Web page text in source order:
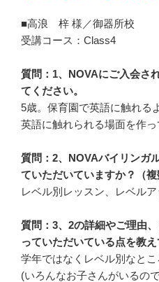
■高浪 梓 様／御器所校
受講コース：Class4
質問：1、NOVAにご入会さ
てください。
5歳。保育園で英語に触れる
英語に触れられる場面を作
質問：2、NOVAバイリンガ
ていただいていますか？（複
レベル別レッスン、レベル
質問：3、2の詳細やご理由
っていただいている点を教え
学年ではなくレベル別なと
(いろんなお子さんがいるの